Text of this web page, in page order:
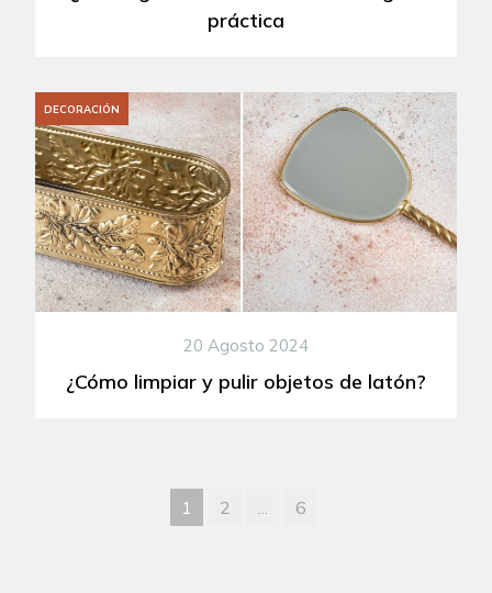
práctica
DECORACIÓN
20 Agosto 2024
¿Cómo limpiar y pulir objetos de latón?
1 2 6